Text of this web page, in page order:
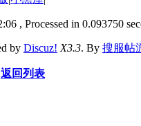
, Processed in 0.093750
by Discuz! X3.3. By 搜服帖
返回列表